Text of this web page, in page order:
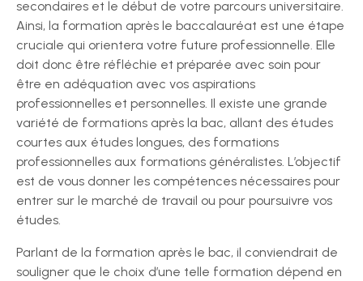
secondaires et le début de votre parcours universitaire.
Ainsi, la formation après le baccalauréat est une étape
cruciale qui orientera votre future professionnelle. Elle
doit donc être réfléchie et préparée avec soin pour
être en adéquation avec vos aspirations
professionnelles et personnelles. Il existe une grande
variété de formations après la bac, allant des études
courtes aux études longues, des formations
professionnelles aux formations généralistes. L’objectif
est de vous donner les compétences nécessaires pour
entrer sur le marché de travail ou pour poursuivre vos
études.
Parlant de la formation après le bac, il conviendrait de
souligner que le choix d’une telle formation dépend en